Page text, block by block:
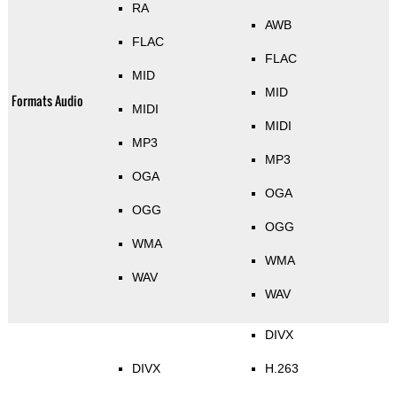
Formats Audio
RA
FLAC
MID
MIDI
MP3
OGA
OGG
WMA
WAV
AWB
FLAC
MID
MIDI
MP3
OGA
OGG
WMA
WAV
DIVX
DIVX
H.263